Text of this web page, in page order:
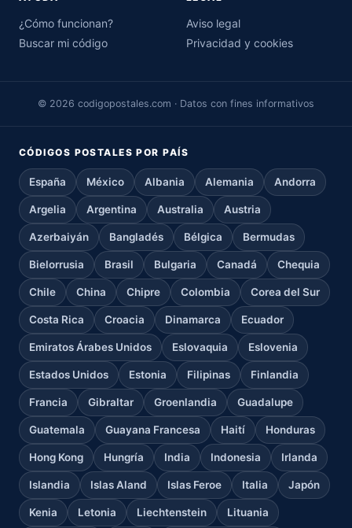
¿Cómo funcionan?
Buscar mi código
Aviso legal
Privacidad y cookies
© 2026 codigopostales.com · Datos con fines informativos
CÓDIGOS POSTALES POR PAÍS
España México Albania Alemania Andorra
Argelia Argentina Australia Austria
Azerbaiyán Bangladés Bélgica Bermudas
Bielorrusia Brasil Bulgaria Canadá Chequia
Chile China Chipre Colombia Corea del Sur
Costa Rica Croacia Dinamarca Ecuador
Emiratos Árabes Unidos Eslovaquia Eslovenia
Estados Unidos Estonia Filipinas Finlandia
Francia Gibraltar Groenlandia Guadalupe
Guatemala Guayana Francesa Haití Honduras
Hong Kong Hungría India Indonesia Irlanda
Islandia Islas Aland Islas Feroe Italia Japón
Kenia Letonia Liechtenstein Lituania